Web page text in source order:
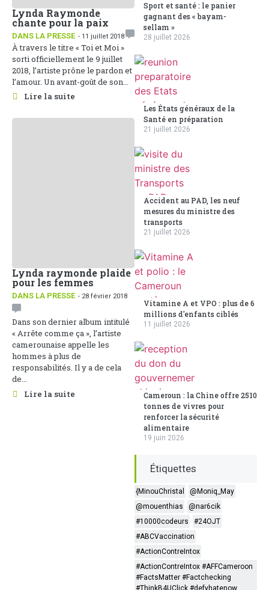
Lynda Raymonde
chante pour la paix
DANS LA PRESSE - 11 juillet 2018
À travers le titre « Toi et Moi »
sorti officiellement le 9 juillet
2018, l’artiste prône le pardon et
l’amour. Un avant-goût de son...
Lire la suite
Lynda raymonde plaide
pour les femmes
DANS LA PRESSE - 28 février 2018
Dans son dernier album intitulé
« Arrête comme ça », l’artiste
camerounaise appelle les
hommes à plus de
responsabilités. Il y a de cela
de...
Lire la suite
Sport et santé : le panier
gagnant des « bayam-
sellam »
28 juillet 2026
Les États généraux de la
Santé en préparation
21 juillet 2026
Accident au PAD, les neuf
mesures du ministre des
transports
21 juillet 2026
Vitamine A et VPO : plus de 6
millions d'enfants ciblés
11 juillet 2026
Cameroun : la Chine offre 2510
tonnes de vivres pour
renforcer la sécurité
alimentaire
19 juin 2026
Étiquettes
{MinouChristal
@Moniq_May
@mouenthias
@nar6cik
#10000codeurs
#24OJT
#ABCVaccination
#ActionContreIntox
#ActionContreIntox #AFFCameroon
#FactsMatter #Factchecking
#ThinkB4UClick #defyhatenow